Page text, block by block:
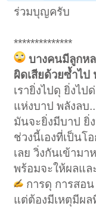
ร่วมบุญครับ
**************
บางคนมีลูกห
ผิดเสียด้วยซ้ำไป
เรายิ่งไปดุ ยิ่งไป
แห่งบาป พลังลบ
มันจะยิ่งมีบาป ยิ่
ช่วงนี้เองที่เป็นโ
เลย วิ่งกันเข้ามา
พร้อมจะให้ผลแล
การดุ การสอ
แต่ต้องมีเหตุมีผล